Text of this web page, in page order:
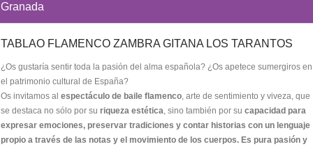
Granada
TABLAO FLAMENCO ZAMBRA GITANA LOS TARANTOS
¿Os gustaría sentir toda la pasión del alma española? ¿Os apetece sumergiros en
el patrimonio cultural de España?
Os invitamos al espectáculo de baile flamenco, arte de sentimiento y viveza, que
se destaca no sólo por su riqueza estética, sino también por su capacidad para
expresar emociones, preservar tradiciones y contar historias con un lenguaje
propio a través de las notas y el movimiento de los cuerpos. Es pura pasión y